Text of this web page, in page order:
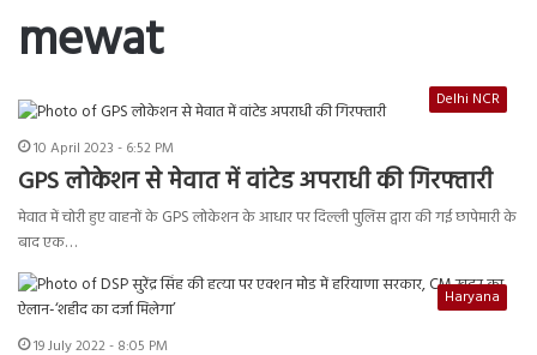
mewat
Delhi NCR
10 April 2023 - 6:52 PM
GPS लोकेशन से मेवात में वांटेड अपराधी की गिरफ्तारी
मेवात में चोरी हुए वाहनों के GPS लोकेशन के आधार पर दिल्ली पुलिस द्वारा की गई छापेमारी के
बाद एक…
Haryana
19 July 2022 - 8:05 PM